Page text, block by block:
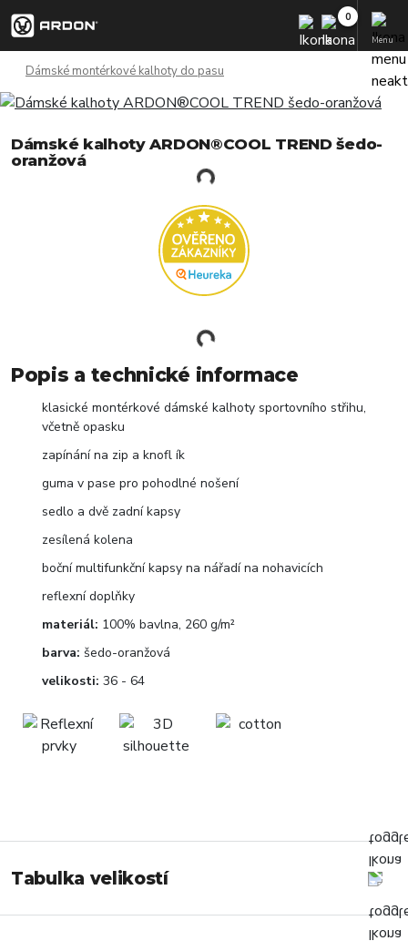
Menu
Dámské montérkové kalhoty do pasu
Dámské kalhoty ARDON®COOL TREND šedo-
oranžová
Popis a technické informace
klasické montérkové dámské kalhoty sportovního střihu,
včetně opasku
zapínání na zip a knofl ík
guma v pase pro pohodlné nošení
sedlo a dvě zadní kapsy
zesílená kolena
boční multifunkční kapsy na nářadí na nohavicích
reflexní doplňky
materiál: 100% bavlna, 260 g/m²
barva: šedo-oranžová
velikosti: 36 - 64
Tabulka velikostí